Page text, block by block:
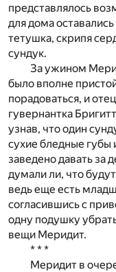
представлялось
для дома
тетушка, скрипя
сундук.
За ужином
было вполне
порадоваться, и
гувернантка
узнав, что один
сухие бледные губы
заведено давать за
думали ли, что
ведь еще есть
согласившись с
одну подушку
вещи Меридит.
* * *
Меридит в